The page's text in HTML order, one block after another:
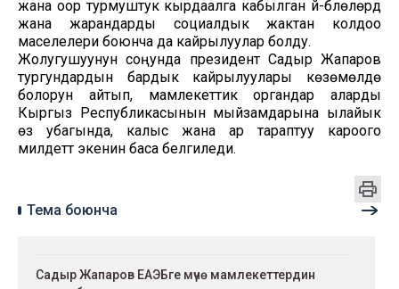
жана оор турмуштук кырдаалга кабылган үй-бүлөлөрдү
жана жарандарды социалдык жактан колдоо
маселелери боюнча да кайрылуулар болду.
Жолугушуунун соңунда президент Садыр Жапаров
тургундардын бардык кайрылуулары көзөмөлдө
болорун айтып, мамлекеттик органдар аларды
Кыргыз Республикасынын мыйзамдарына ылайык
өз убагында, калыс жана ар тараптуу кароого
милдеттүү экенин баса белгиледи.
Тема боюнча
Садыр Жапаров ЕАЭБге мүчө мамлекеттердин